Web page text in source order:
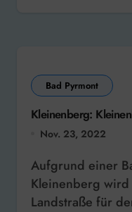
Bad Pyrmont
Kleinenberg:
Nov. 23, 2022
Aufgrund einer Baumaßnahme im Ortsteil
Kleinenberg
Landstraße für